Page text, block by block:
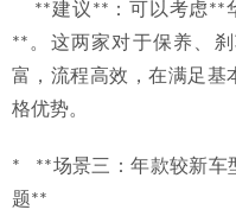
**。这两家对于保养、
富，流程高效，在满足基
格优势。
*   **场景三：年款较新车
题**